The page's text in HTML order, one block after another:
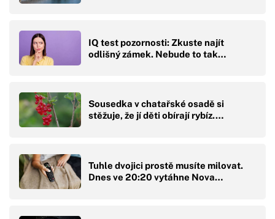
IQ test pozornosti: Zkuste najít
odlišný zámek. Nebude to tak…
Sousedka v chatařské osadě si
stěžuje, že jí děti obírají rybíz.…
Tuhle dvojici prostě musíte milovat.
Dnes ve 20:20 vytáhne Nova…